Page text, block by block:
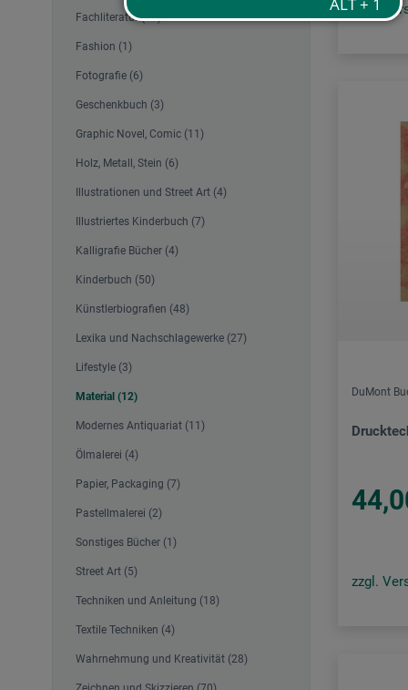
Fachliteratur (37)
Fashion (1)
Fotografie (6)
Geschenkbuch (3)
Graphic Novel, Comic (11)
Holz, Metall, Stein (6)
Illustrationen und Street Art (4)
Illustriertes Kinderbuch (7)
Kalligrafie Bücher (4)
Kinderbuch (50)
Künstlerbiografien (48)
Lexika und Nachschlagewerke (27)
Lifestyle (3)
Material (12)
Modernes Antiquariat (11)
Ölmalerei (4)
Papier, Packaging (7)
Pastellmalerei (2)
Sonstiges Bücher (1)
Street Art (5)
Techniken und Anleitung (18)
Textile Techniken (4)
Wahrnehmung und Kreativität (28)
zzgl.
DuMont
zzgl.